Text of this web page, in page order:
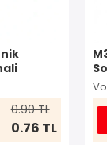
0.90 TL
0.76 TL